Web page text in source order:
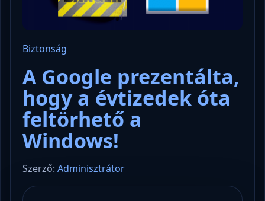
Biztonság
A Google prezentálta,
hogy a évtizedek óta
feltörhető a
Windows!
Szerző: Adminisztrátor